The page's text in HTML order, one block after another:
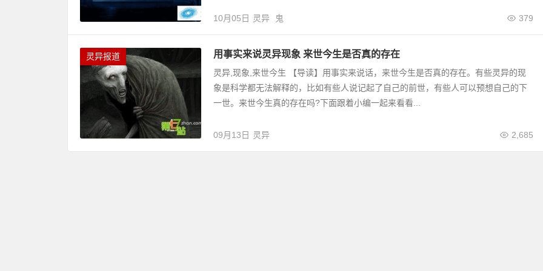
10月05日 379
灵异 鬼
灵异报道 用事实来说灵异现象 来世今生是否真的存在
灵异,现象,来世今生 【导读】用事实来说话，来世今生是否真的存在。有些灵异的现
象是科学都无法解释的，比如有些人说记起了自己的前世，有些人可以预想自己的下
一世。来世今生真的存在吗?下面跟着小编一起来看看...
09月13日 2,685
灵异